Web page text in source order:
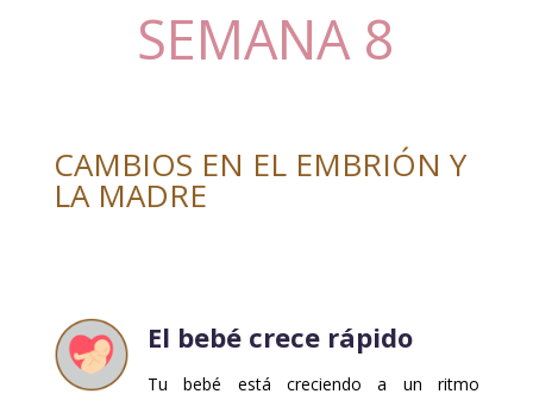
SEMANA 8
CAMBIOS EN EL EMBRIÓN Y
LA MADRE
El bebé crece rápido
Tu bebé está creciendo a un ritmo